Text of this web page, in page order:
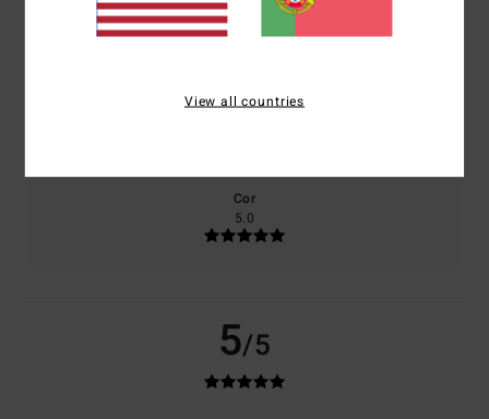
Conforto
5.0
Relação qualidade/preço
Tamanho
Cor
5.0
5/5
View all countries